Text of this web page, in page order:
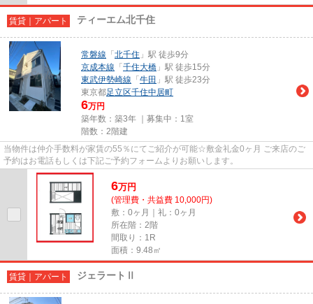
賃貸｜アパート ティーエム北千住
常磐線 「 北千住 」駅 徒歩9分
京成本線 「 千住大橋 」駅 徒歩15分
東武伊勢崎線 「 牛田 」駅 徒歩23分
東京都足立区千住中居町
6万円
築年数：築3年 ｜募集中： 1室
階数：2階建
当物件は仲介手数料が家賃の55％にてご紹介が可能☆敷金礼金0ヶ月 ご来店のご
予約はお電話もしくは下記ご予約フォームよりお願いします。
6万円
(管理費・共益費 10,000円)
敷：0ヶ月｜礼：0ヶ月
所在階：2階
間取り：1R
面積：9.48㎡
賃貸｜アパート ジェラートⅡ